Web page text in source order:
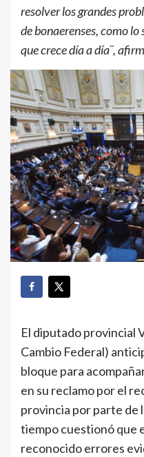
resolver los grandes
de bonaerenses, como
que crece día a día¨,
El diputado provincial
Cambio Federal)
bloque para
en su reclamo por el
provincia por parte de
tiempo cuestionó que
reconocido errores